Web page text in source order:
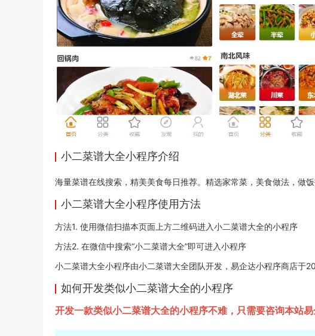
小二菜谱大全小程序介绍
海量菜谱在线搜索，精美美食每日推荐。精选家常菜，美食做法，做
小二菜谱大全小程序使用方法
方法1. 使用微信扫描本页面上方二维码进入小二菜谱大全的小程序
方法2. 在微信中搜索“小二菜谱大全”即可进入小程序
小二菜谱大全小程序由小二菜谱大全团队开发，易企达小程序商店于
如何开发类似小二菜谱大全的小程序
开发一款类似小二菜谱大全的小程序不难，只需要咨询本站